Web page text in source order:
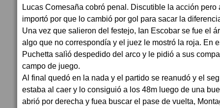
Lucas Comesaña cobró penal. Discutible la acción pero
importó por que lo cambió por gol para sacar la
Una vez que salieron del festejo, Ian Escobar se fue el
algo que no correspondía y el juez le mostró la roja. En
Puchetta salìó despedido del arco y le pidió a sus
campo de juego.
Al final quedó en la nada y el partido se reanudó y el
estaba al caer y lo consiguió a los 48m luego de una
abrió por derecha y fuea buscar el pase de vuelta,